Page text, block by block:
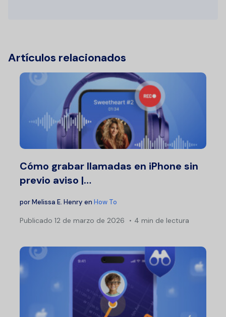
Artículos relacionados
Cómo grabar llamadas en iPhone sin
previo aviso |…
porMelissa E. Henry en How To
Publicado 12 de marzo de 2026 4 min de lectura